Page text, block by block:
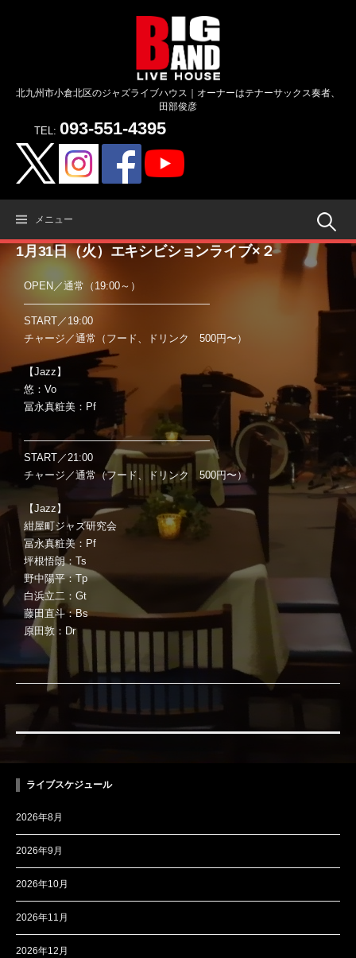
北九州市小倉北区のジャズライブハウス｜オーナーはテナーサックス奏者、
田部俊彦
TEL: 093-551-4395
メニュー 検
索:
1月31日（火）エキシビションライブ×２
OPEN／通常（19:00～）
——————————————————
START／19:00
チャージ／通常（フード、ドリンク 500円〜）
【Jazz】
悠：Vo
冨永真粧美：Pf
——————————————————
START／21:00
チャージ／通常（フード、ドリンク 500円〜）
【Jazz】
紺屋町ジャズ研究会
冨永真粧美：Pf
坪根悟朗：Ts
野中陽平：Tp
白浜立二：Gt
藤田直斗：Bs
原田敦：Dr
ライブスケジュール
2026年8月
2026年9月
2026年10月
2026年11月
2026年12月